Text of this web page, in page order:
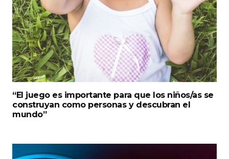
“El juego es importante para que los niños/as se
construyan como personas y descubran el
mundo”